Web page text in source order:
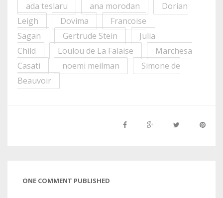
ada teslaru ana morodan
Dorian
Leigh
Dovima
Francoise
Sagan
Gertrude Stein
Julia
Child
Loulou de La Falaise
Marchesa
Casati
noemi meilman
Simone de
Beauvoir
ONE COMMENT PUBLISHED